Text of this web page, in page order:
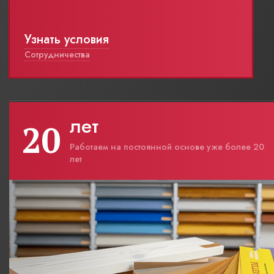
Узнать условия
Сотрудничества
20 лет
Работаем на постоянной основе уже более 20
лет